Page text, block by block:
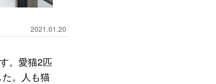
2021.01.20
。愛猫2匹
。人も猫